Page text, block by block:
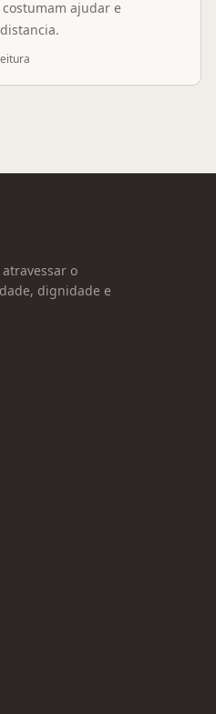
ajudar e
o
dignidade e